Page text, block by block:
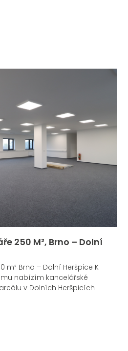
250 M², Brno – Dolní
m² Brno – Dolní Heršpice K
nabízím kancelářské
v Dolních Heršpicích